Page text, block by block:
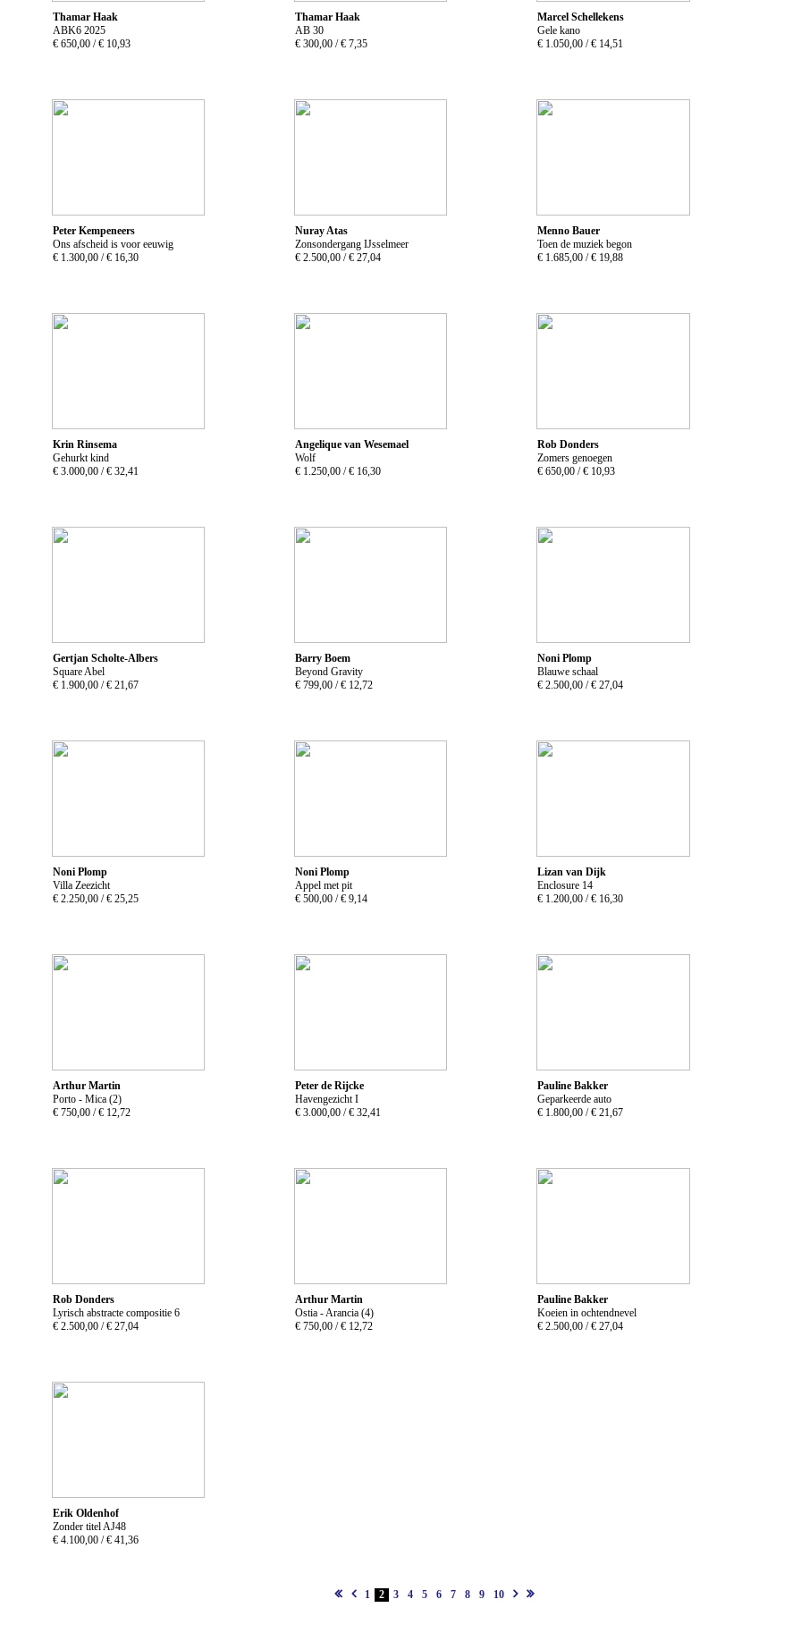
Thamar Haak
ABK6 2025
€ 650,00 / € 10,93
Thamar Haak
AB 30
€ 300,00 / € 7,35
Marcel Schellekens
Gele kano
€ 1.050,00 / € 14,51
Peter Kempeneers
Ons afscheid is voor eeuwig
€ 1.300,00 / € 16,30
Nuray Atas
Zonsondergang IJsselmeer
€ 2.500,00 / € 27,04
Menno Bauer
Toen de muziek begon
€ 1.685,00 / € 19,88
Krin Rinsema
Gehurkt kind
€ 3.000,00 / € 32,41
Angelique van Wesemael
Wolf
€ 1.250,00 / € 16,30
Rob Donders
Zomers genoegen
€ 650,00 / € 10,93
Gertjan Scholte-Albers
Square Abel
€ 1.900,00 / € 21,67
Barry Boem
Beyond Gravity
€ 799,00 / € 12,72
Noni Plomp
Blauwe schaal
€ 2.500,00 / € 27,04
Noni Plomp
Villa Zeezicht
€ 2.250,00 / € 25,25
Noni Plomp
Appel met pit
€ 500,00 / € 9,14
Lizan van Dijk
Enclosure 14
€ 1.200,00 / € 16,30
Arthur Martin
Porto - Mica (2)
€ 750,00 / € 12,72
Peter de Rijcke
Havengezicht I
€ 3.000,00 / € 32,41
Pauline Bakker
Geparkeerde auto
€ 1.800,00 / € 21,67
Rob Donders
Lyrisch abstracte compositie 6
€ 2.500,00 / € 27,04
Arthur Martin
Ostia - Arancia (4)
€ 750,00 / € 12,72
Pauline Bakker
Koeien in ochtendnevel
€ 2.500,00 / € 27,04
Erik Oldenhof
Zonder titel AJ48
€ 4.100,00 / € 41,36
1 2 3 4 5 6 7 8 9 10